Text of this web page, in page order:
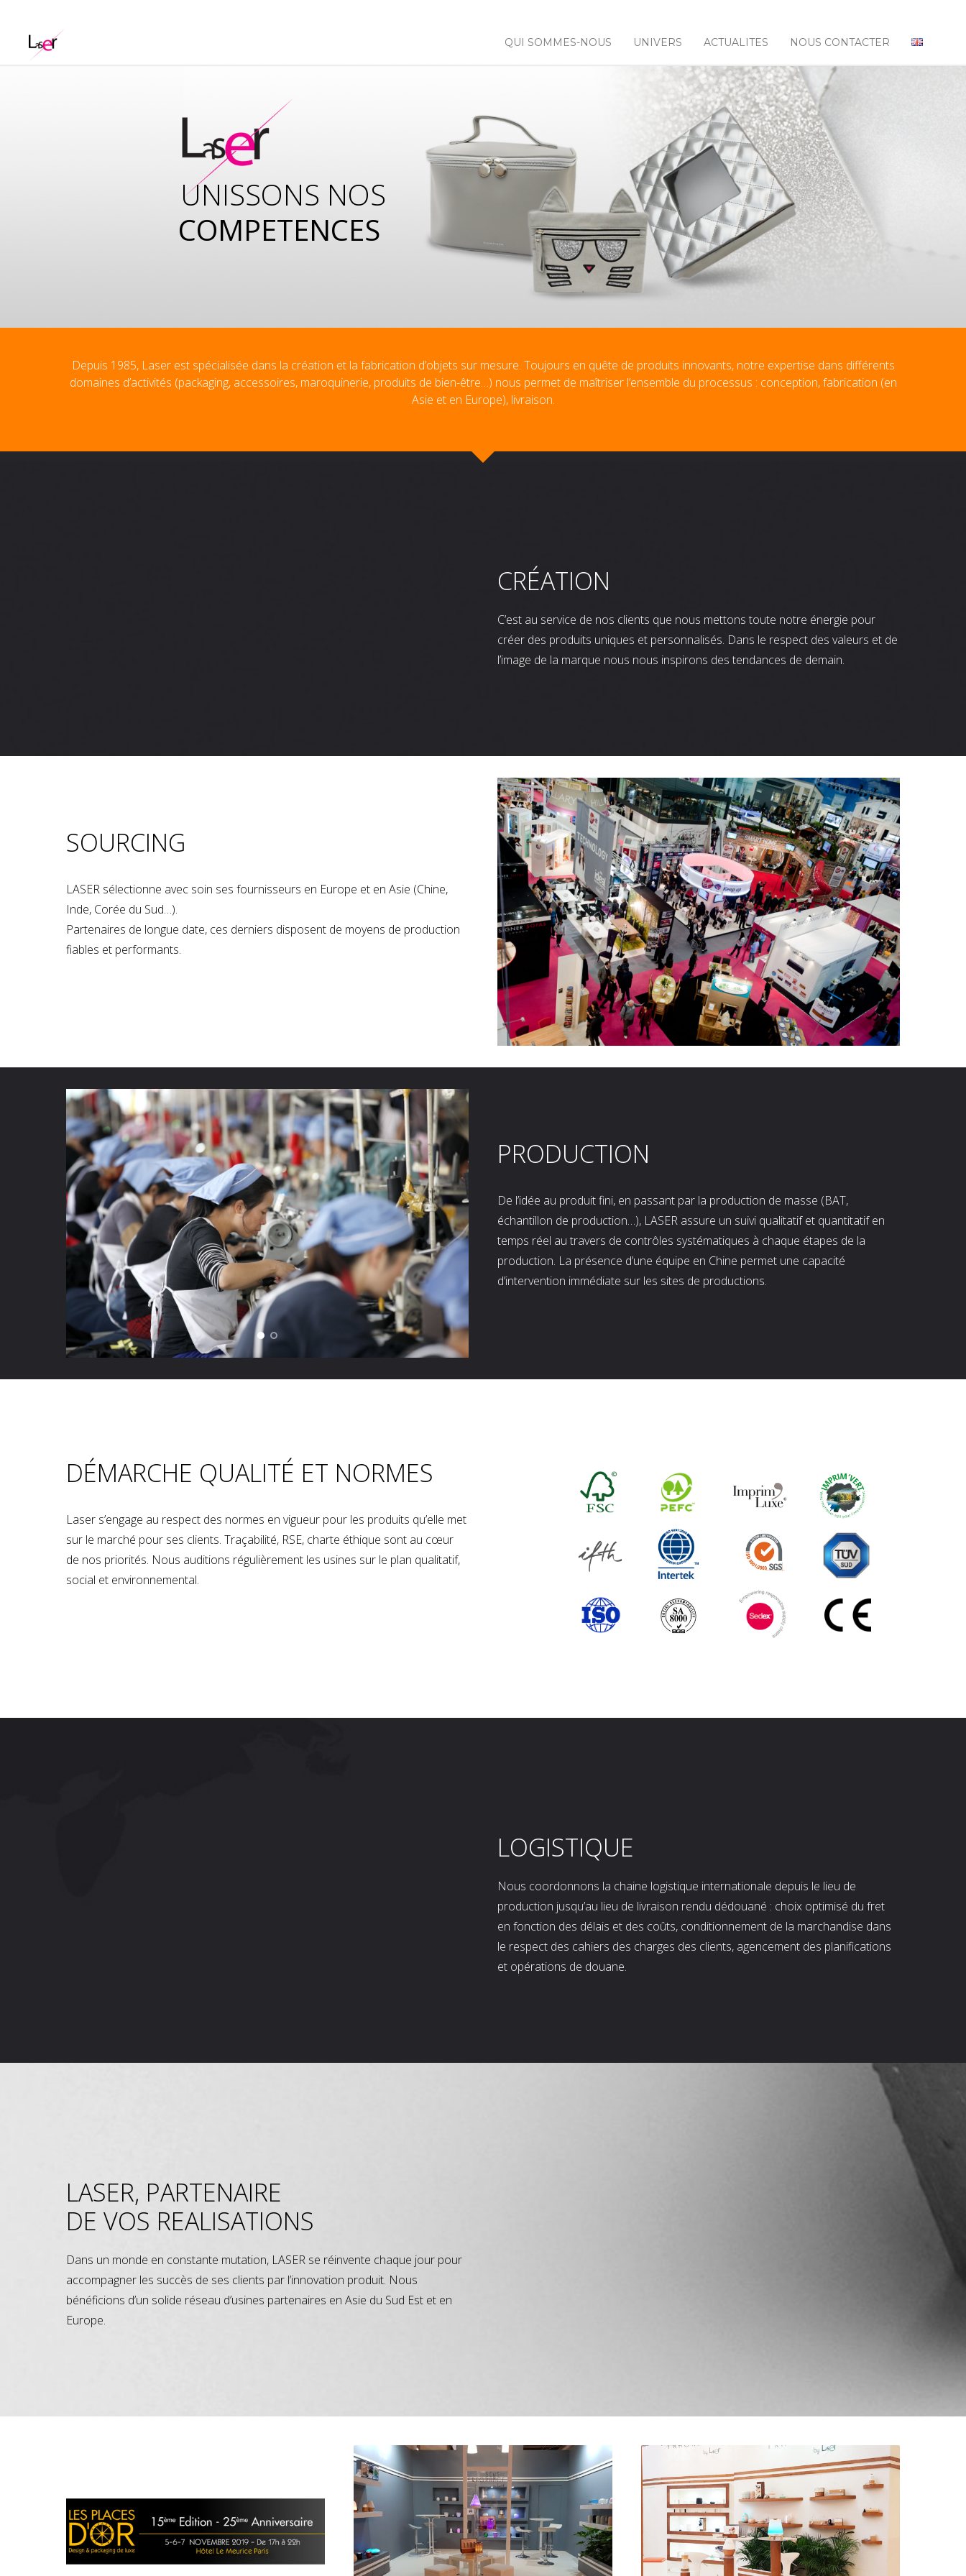
QUI SOMMES-NOUS UNIVERS ACTUALITES NOUS CONTACTER
COMPETENCES
UNISSONS NOS
Depuis 1985, Laser est spécialisée dans la création et la fabrication d’objets sur mesure. Toujours en quête de produits innovants, notre expertise dans différents
domaines d’activités (packaging, accessoires, maroquinerie, produits de bien-être…) nous permet de maîtriser l’ensemble du processus : conception, fabrication (en
Asie et en Europe), livraison.
CRÉATION
C’est au service de nos clients que nous mettons toute notre énergie pour
créer des produits uniques et personnalisés. Dans le respect des valeurs et de
l’image de la marque nous nous inspirons des tendances de demain.
SOURCING
LASER sélectionne avec soin ses fournisseurs en Europe et en Asie (Chine,
Inde, Corée du Sud…).
Partenaires de longue date, ces derniers disposent de moyens de production
fiables et performants.
PRODUCTION
De l’idée au produit fini, en passant par la production de masse (BAT,
échantillon de production…), LASER assure un suivi qualitatif et quantitatif en
temps réel au travers de contrôles systématiques à chaque étapes de la
production. La présence d’une équipe en Chine permet une capacité
d’intervention immédiate sur les sites de productions.
DÉMARCHE QUALITÉ ET NORMES
Laser s’engage au respect des normes en vigueur pour les produits qu’elle met
sur le marché pour ses clients. Traçabilité, RSE, charte éthique sont au cœur
de nos priorités. Nous auditions régulièrement les usines sur le plan qualitatif,
social et environnemental.
LOGISTIQUE
Nous coordonnons la chaine logistique internationale depuis le lieu de
production jusqu’au lieu de livraison rendu dédouané : choix optimisé du fret
en fonction des délais et des coûts, conditionnement de la marchandise dans
le respect des cahiers des charges des clients, agencement des planifications
et opérations de douane.
LASER, PARTENAIRE
DE VOS REALISATIONS
Dans un monde en constante mutation, LASER se réinvente chaque jour pour
accompagner les succès de ses clients par l’innovation produit. Nous
bénéficions d’un solide réseau d’usines partenaires en Asie du Sud Est et en
Europe.